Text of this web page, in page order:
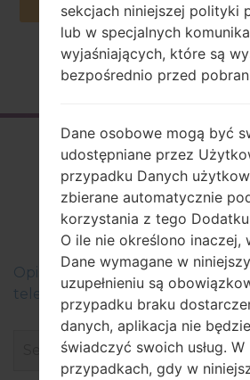
Strona startowa →Seria →LG
akaLG
Оpis regionów oprogramowania
telefonów LG
sekcjach niniejszej polityki
lub w specjalnych
wyjaśniających, które są
bezpośrednio przed
Dane osobowe mogą być
udostępniane przez
przypadku Danych
zbierane automatycznie
korzystania z tego
O ile nie określono inaczej,
Dane wymagane w
uzupełnieniu są
przypadku braku
danych, aplikacja nie
świadczyć swoich usług. W
przypadkach, gdy w